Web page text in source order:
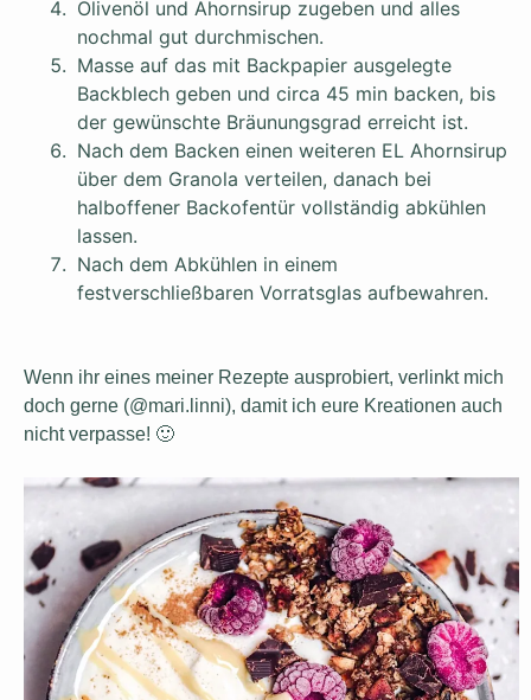
Olivenöl und Ahornsirup zugeben und alles
nochmal gut durchmischen.
Masse auf das mit Backpapier ausgelegte
Backblech geben und circa 45 min backen, bis
der gewünschte Bräunungsgrad erreicht ist.
Nach dem Backen einen weiteren EL Ahornsirup
über dem Granola verteilen, danach bei
halboffener Backofentür vollständig abkühlen
lassen.
Nach dem Abkühlen in einem
festverschließbaren Vorratsglas aufbewahren.
Wenn ihr eines meiner Rezepte ausprobiert, verlinkt mich
doch gerne (@mari.linni), damit ich eure Kreationen auch
nicht verpasse! 🙂